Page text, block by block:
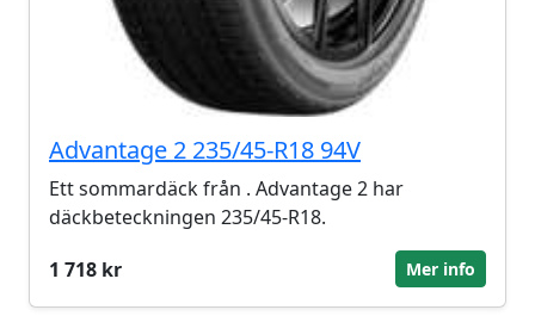
Advantage 2 235/45-R18 94V
Ett sommardäck från . Advantage 2 har
däckbeteckningen 235/45-R18.
1 718 kr
Mer info